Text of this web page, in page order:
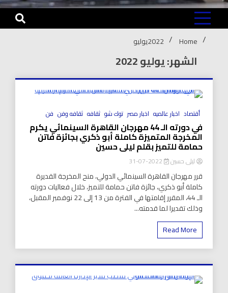
Home
2022يوليو
الشهر: يوليو 2022
أقتصاد اخبار عالميه اخبار مصر توك شو ثقافه ثقافه وفن فن
في دورته الـ 44 مهرجان القاهرة السينمائي يكرم
المخرجة المتميزة كاملة أبو ذكري بجائزة فاتن
حمامة للتميز بقلم ليلى حسين
ليلى حسين
قرر مهرجان القاهرة السينمائي الدولي، منح المخرجة القديرة
كاملة أبو ذكري، جائزة فاتن حمامة للتميز، خلال فعاليات دورته
الـ 44، المقرر إقامتها في الفترة من 13 إلى 22 نوفمبر المقبل،
وذلك تقديرا لما قدمته...
Read More